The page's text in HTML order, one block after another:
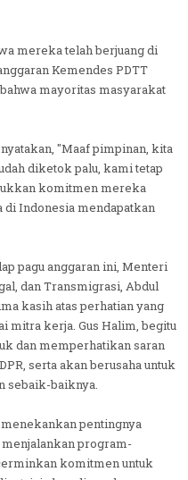
mereka telah berjuang di
Kemendes PDTT
mayoritas masyarakat
"Maaf pimpinan, kita
diketok palu, kami tetap
komitmen mereka
di Indonesia mendapatkan
pagu anggaran ini, Menteri
dan Transmigrasi, Abdul
kasih atas perhatian yang
mitra kerja. Gus Halim, begitu
dan memperhatikan saran
serta akan berusaha untuk
sebaik-baiknya.
pentingnya
program-
komitmen untuk